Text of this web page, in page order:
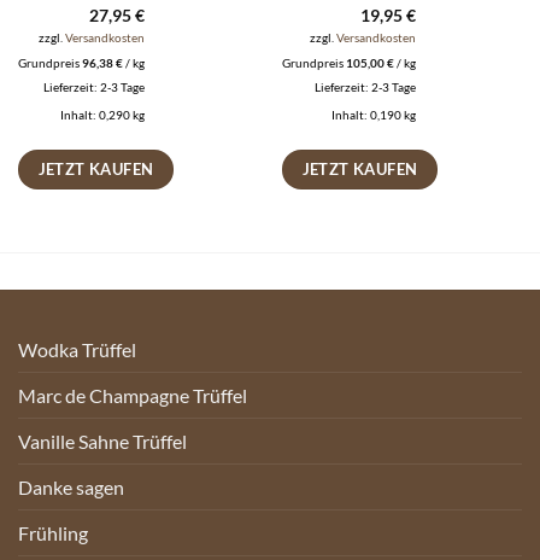
27,95€
zzgl. Versandkosten
Grundpreis96,38€/kg
Lieferzeit: 2-3 Tage
Inhalt: 0,290kg
JETZT KAUFEN
19,95€
zzgl. Versandkosten
Grundpreis 105,00€/kg
Lieferzeit: 2-3 Tage
Inhalt: 0,190kg
JETZT KAUFEN
Wodka Trüffel
Marc de Champagne Trüffel
Vanille Sahne Trüffel
Danke sagen
Frühling